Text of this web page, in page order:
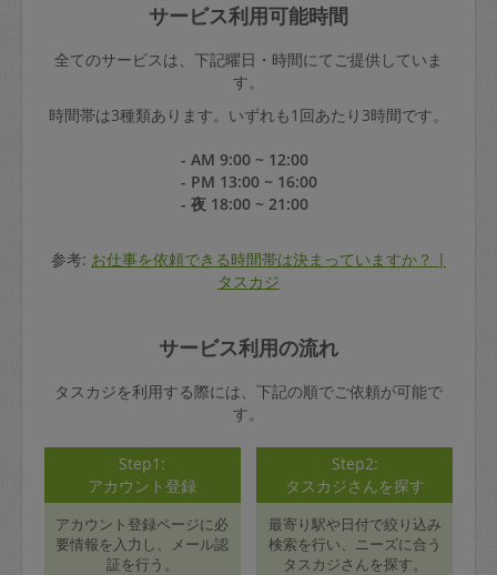
サービス利用可能時間
全てのサービスは、下記曜日・時間にてご提供していま
す。
時間帯は3種類あります。いずれも1回あたり3時間です。
- AM 9:00 ~ 12:00
- PM 13:00 ~ 16:00
- 夜 18:00 ~ 21:00
参考: お仕事を依頼できる時間帯は決まっていますか？ |
タスカジ
サービス利用の流れ
タスカジを利用する際には、下記の順でご依頼が可能で
す。
Step1:
アカウント登録
アカウント登録ページに必
要情報を入力し、メール認
証を行う。
Step2:
タスカジさんを探す
最寄り駅や日付で絞り込み
検索を行い、ニーズに合う
タスカジさんを探す。